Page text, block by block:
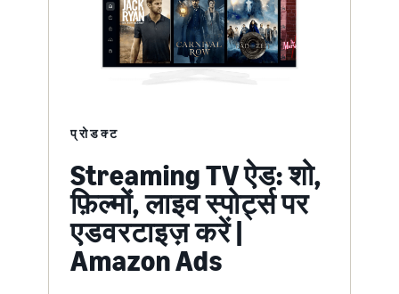
प्रोडक्ट
Streaming TV ऐड: शो,
फ़िल्मों, लाइव स्पोर्ट्स पर
एडवरटाइज़ करें |
Amazon Ads